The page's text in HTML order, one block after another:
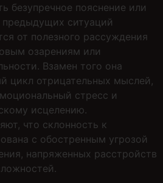
безупречное пояснение или
ситуаций
от полезного рассуждения
озарениям или
Взамен того она
цикл отрицательных мыслей,
стресс и
исцелению.
что склонность к
с обостренным угрозой
напряженных расстройств